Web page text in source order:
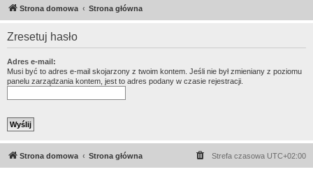
Strona domowa Strona główna
Zresetuj hasło
Adres e-mail:
Musi być to adres e-mail skojarzony z twoim kontem. Jeśli nie był zmieniany z poziomu
panelu zarządzania kontem, jest to adres podany w czasie rejestracji.
Strona domowa Strona główna Strefa czasowa UTC+02:00